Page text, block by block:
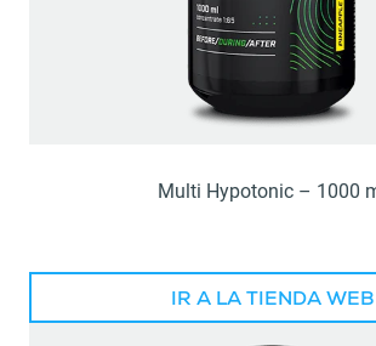
Multi Hypotonic – 1000
IR A LA TIENDA WEB